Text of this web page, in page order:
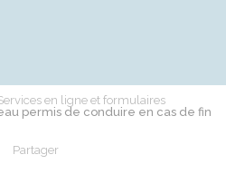
en ligne et formulaires
permis de conduire en cas de fin
Partager